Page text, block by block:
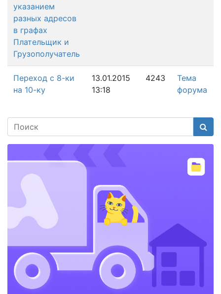
указанием
разных адресов
в графах
Плательщик и
Грузополучатель
Переход с 8-ки
на 10-ку
13.01.2015
13:18
4243
Тема
форума